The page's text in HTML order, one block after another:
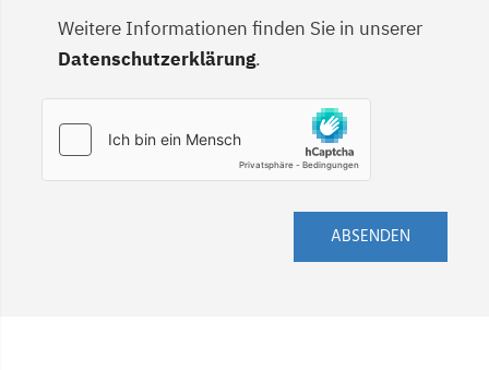
Weitere Informationen finden Sie in unserer
Datenschutzerklärung.
ABSENDEN